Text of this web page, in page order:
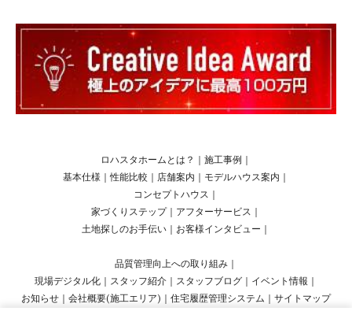
ロハスタホームとは？ 施工事例
基本仕様 ｜性能比較 店舗案内 モデルハウス案内
コンセプトハウス
家づくりステップ
アフターサービス
土地探しのお手伝い
お客様インタビュー
品質管理向上への取り組み
現場デジタル化
スタッフ紹介 スタッフブログ イベント情報
お知らせ
会社概要(施工エリア) 住宅履歴管理システム サイトマップ